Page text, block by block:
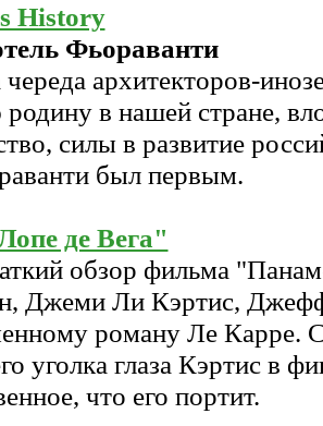
History
Фьораванти
архитекторов-
в нашей стране,
силы в развитие
был первым.
де Вега"
обзор фильма
Джеми Ли Кэртис,
роману Ле Карре.
уголка глаза Кэртис в
что его портит.